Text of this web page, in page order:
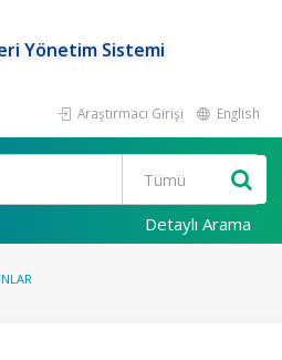
Yönetim Sistemi
Araştırmacı Girişi English
Detaylı Arama